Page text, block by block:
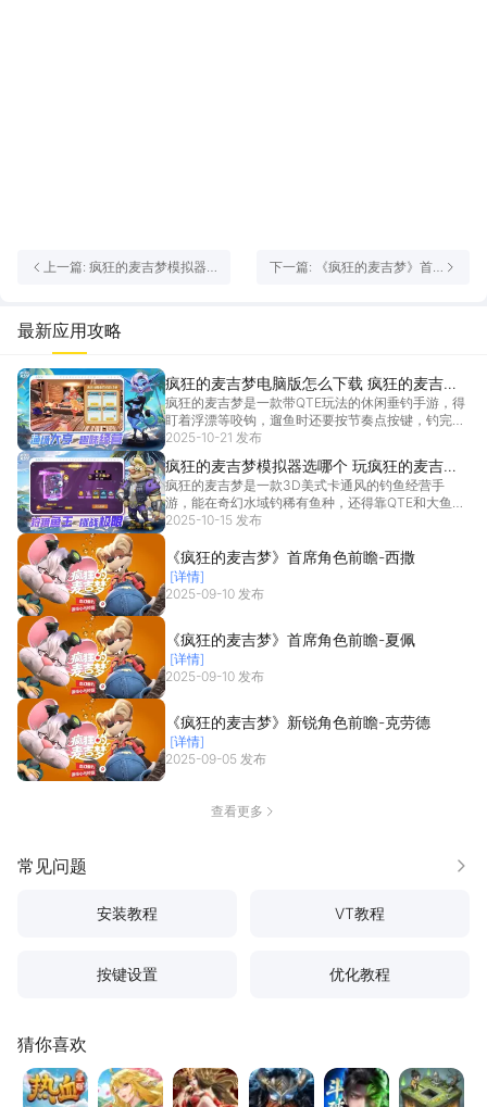
上一篇: 疯狂的麦吉梦模拟器
下一篇: 《疯狂的麦吉梦》首
最新应用攻略
疯狂的麦吉梦电脑版怎么下载 疯狂的麦吉梦
PC版安装教程
疯狂的麦吉梦是一款带QTE玩法的休闲垂钓手游，得
盯着浮漂等咬钩，遛鱼时还要按节奏点按键，钓完还
能养渔场。觉得在手机小屏幕上玩得不尽兴的话，可
以试试疯狂的麦吉梦电脑版。推荐通过雷电模拟器玩
疯狂的麦吉梦电脑版，可以清晰展示游戏内的鱼漂动
静、QT [详情]
2025-10-21 发布
疯狂的麦吉梦模拟器选哪个 玩疯狂的麦吉梦
推荐用雷电模拟器
疯狂的麦吉梦是一款3D美式卡通风的钓鱼经营手
游，能在奇幻水域钓稀有鱼种，还得靠QTE和大鱼拉
扯博弈。想要玩得尽兴，选对疯狂的麦吉梦模拟器很
钓竿的木纹都看得真切。疯狂的麦吉梦模拟器推荐雷
电模拟器，
2025-10-15 发布
《疯狂的麦吉梦》首席角色前瞻-西撒
[详情]
2025-09-10 发布
《疯狂的麦吉梦》首席角色前瞻-夏佩
[详情]
2025-09-10 发布
《疯狂的麦吉梦》新锐角色前瞻-克劳德
[详情]
2025-09-05 发布
查看更多
常见问题 更多
安装教程 VT教程
按键设置 优化教程
猜你喜欢
热血江湖：觉醒
仙界大掌门斗破苍穹：斗帝之路
地牢猎手6斗破苍穹 镇邪人